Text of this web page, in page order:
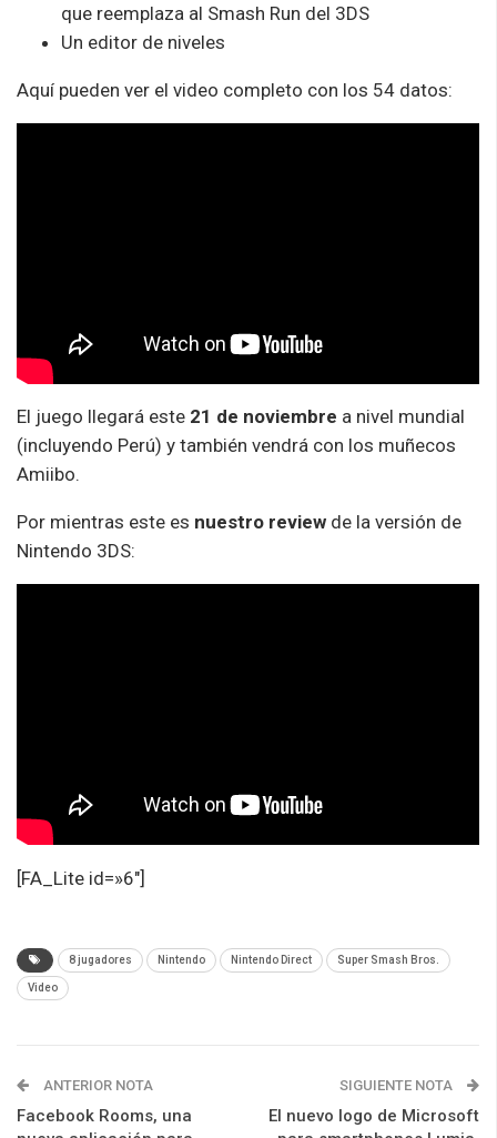
que reemplaza al Smash Run del 3DS
Un editor de niveles
Aquí pueden ver el video completo con los 54 datos:
El juego llegará este 21 de noviembre a nivel mundial
(incluyendo Perú) y también vendrá con los muñecos
Amiibo.
Por mientras este es nuestro review de la versión de
Nintendo 3DS:
[FA_Lite id=»6″]
8 jugadores Nintendo Nintendo Direct Super Smash Bros.
Video
ANTERIOR NOTA
Facebook Rooms, una
SIGUIENTE NOTA
El nuevo logo de Microsoft